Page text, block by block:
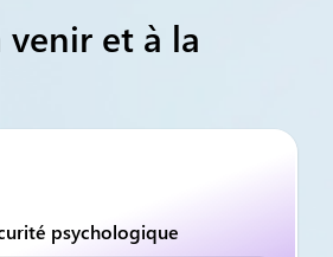
venir et à la
psychologique